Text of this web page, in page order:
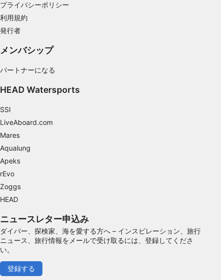
プライバシーポリシー
利用規約
発行者
メンバシップ
パートナーになる
HEAD Watersports
SSI
LiveAboard.com
Mares
Aqualung
Apeks
rEvo
Zoggs
HEAD
ニュースレター申込み
ダイバー、探検家、海を愛する方へ – インスピレーション、旅行
ニュース、旅行情報をメールで受け取るには、登録してくださ
い。
登録する
正確な位置情報データを利用する
能動的に要求して取得した情報に基づくデバイ
スの識別
IAB以外の処理目的：
必要
機能的
広告